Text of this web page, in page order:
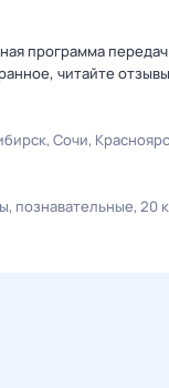
программа
читайте отзывы
Сочи
познавательные 20